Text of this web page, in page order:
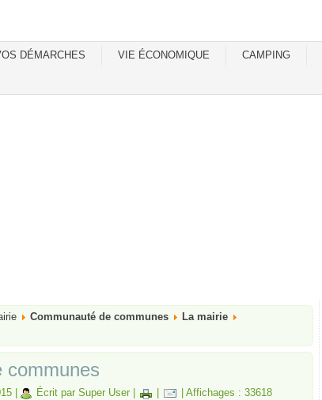
DÉMARCHES VIE ÉCONOMIQUE CAMPING
Communauté de communes
La mairie
communes
Écrit par Super User
Affichages : 33618